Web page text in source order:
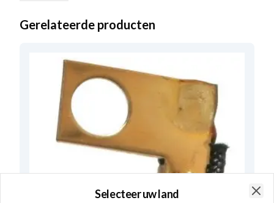
Gerelateerde producten
Selecteer uw land